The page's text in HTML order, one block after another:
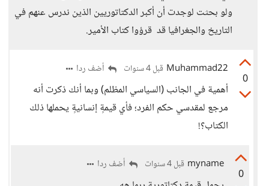
ولو بحثت لوجدت أن أكبر الدكتاتوريين الذين ندرس عنهم في
التاريخ والجغرافيا قد قرؤوا كتاب الأمير.
0
Muhammad22 قبل 4 سنوات أضف ردا
أهمية في الجانب (السياسي المظلم) وبما أنك ذكرت أنه
مرجع لمقدسي حكم الفرد؛ فأي قيمةٍ إنسانيةٍ يحملها ذلك
الكتاب؟!
0
myname قبل 4 سنوات أضف ردا